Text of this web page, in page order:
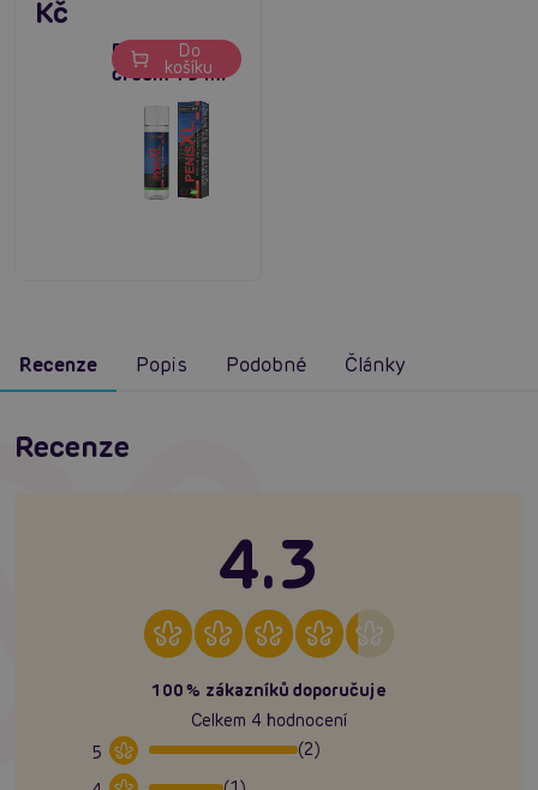
Penis XL
cream 75 ml
Kč
Do
košíku
Recenze Popis Podobné Články
Recenze
4.3
100% zákazníků doporučuje
Celkem 4 hodnocení
5
(2)